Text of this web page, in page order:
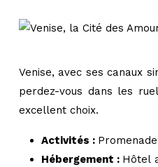
Venise, avec ses canaux
perdez-vous dans les
excellent choix.
Activités :
Hébergement : Hôtel